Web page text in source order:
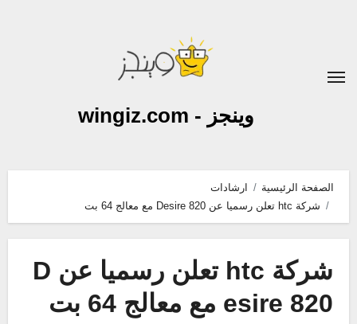
وينجز - wingiz.com
الصفحة الرئيسية
ارشادات
شركة htc تعلن رسميا عن Desire 820 مع معالج 64 بت
شركة htc تعلن رسميا عن D
esire 820 مع معالج 64 بت